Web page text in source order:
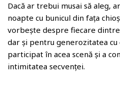
Dacă ar trebui musai să aleg,
noapte cu bunicul din fața
vorbește despre fiecare
dar și pentru generozitatea cu
participat în acea scenă și a
intimitatea secvenței.